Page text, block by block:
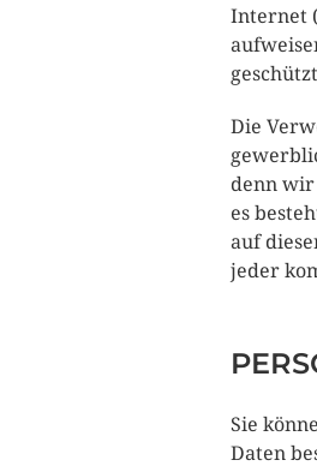
Internet
Die
denn
es
auf
jeder
Sie
Daten